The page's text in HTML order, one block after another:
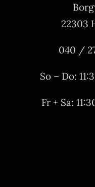
22303
040 /
So – Do:
Fr + Sa: